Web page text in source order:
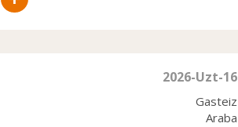
2026-Uzt-16
Gasteiz
Araba